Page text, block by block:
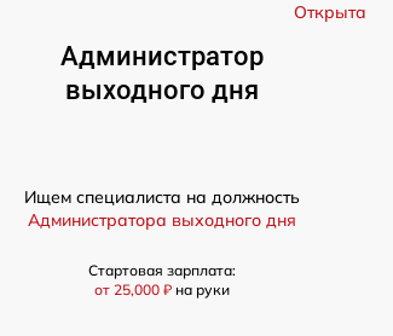
Открыта
Администратор
выходного дня
Ищем специалиста на должность
Администратора выходного дня
Стартовая зарплата:
от 25,000 ₽ на руки